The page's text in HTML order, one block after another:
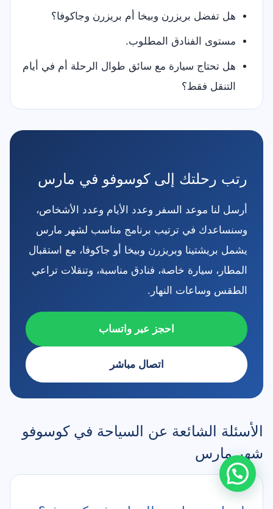
هل تفضل بريزرن وبيخا أم بريزرن وجاكوفا؟
مستوى الفنادق المطلوب.
هل تحتاج سيارة مع سائق طوال الرحلة أم في أيام
التنقل فقط؟
رتب رحلتك إلى كوسوفو في مارس
أرسل لنا موعد السفر وعدد الأيام وعدد الأشخاص،
وسنساعدك في ترتيب برنامج مناسب لشهر مارس
يشمل بريشتينا وبريزرن وبيخا أو جاكوفا، مع استقبال
المطار، سيارة خاصة، فنادق مناسبة، وتنقلات تراعي
الطقس وساعات النهار.
احجز عبر واتساب
اتصال مباشر
الأسئلة الشائعة عن السياحة في كوسوفو
شهر مارس